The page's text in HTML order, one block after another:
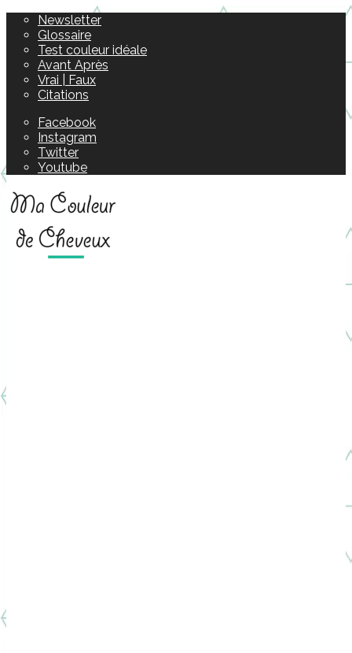
Newsletter
Glossaire
Test couleur idéale
Avant Après
Vrai | Faux
Citations
Facebook
Instagram
Twitter
Youtube